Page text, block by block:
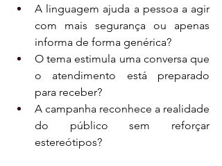
A linguagem ajuda a pessoa a agir
com mais segurança ou apenas
informa de forma genérica?
O tema estimula uma conversa que
o atendimento está preparado
para receber?
A campanha reconhece a realidade
do público sem reforçar
estereótipos?